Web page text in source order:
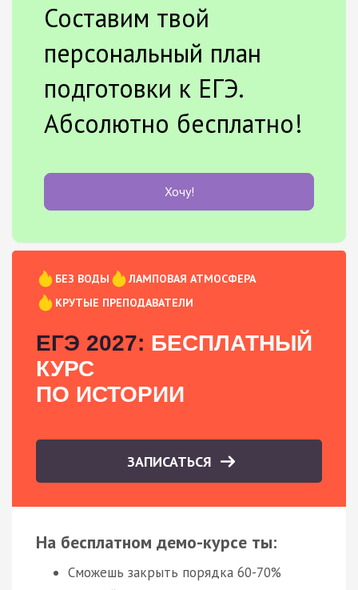
Составим твой
персональный план
подготовки к ЕГЭ.
Абсолютно бесплатно!
Хочу!
БЕЗ ВОДЫ
ЛАМПОВАЯ АТМОСФЕРА
КРУТЫЕ ПРЕПОДАВАТЕЛИ
ЕГЭ 2027: БЕСПЛАТНЫЙ
КУРС
ПО ИСТОРИИ
ЗАПИСАТЬСЯ
На бесплатном демо-курсе ты:
Сможешь закрыть порядка 60-70%